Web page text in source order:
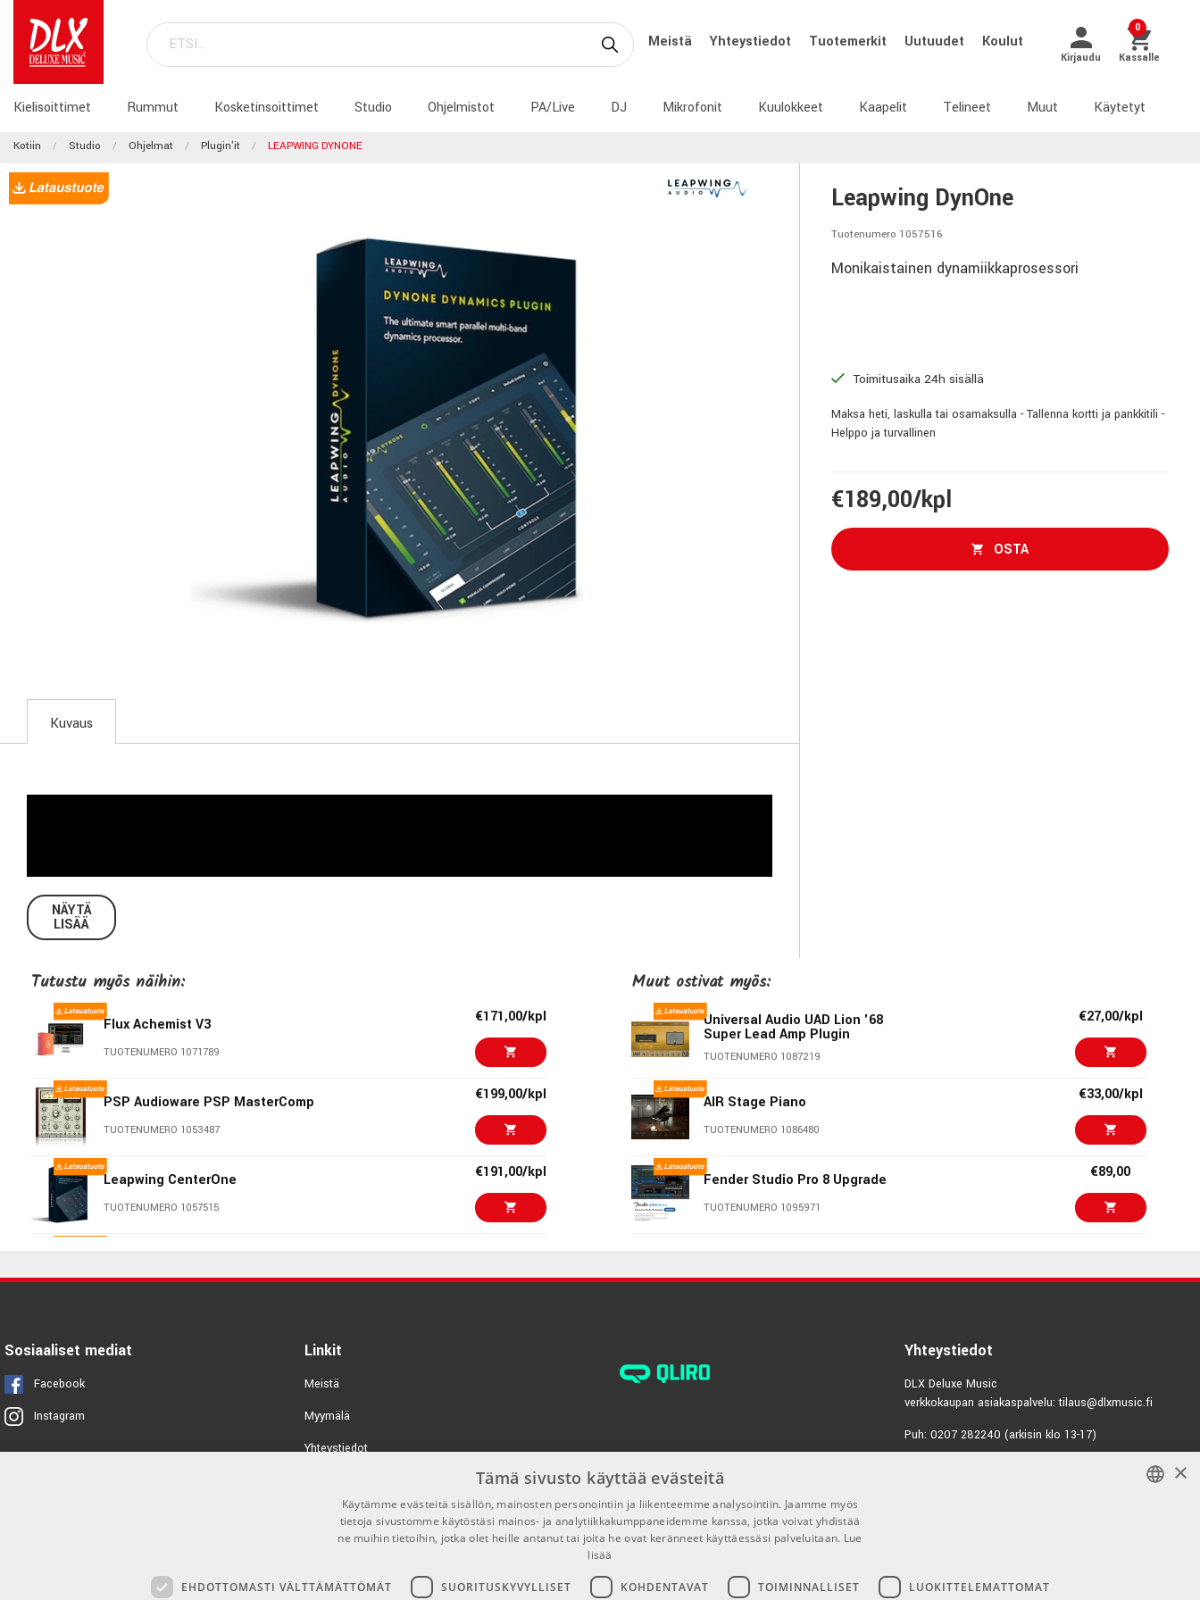
Meistä Yhteystiedot Tuotemerkit Uutuudet Koulut
Kirjaudu
0
Kassalle
Kielisoittimet Rummut Kosketinsoittimet Studio Ohjelmistot PA/Live DJ Mikrofonit Kuulokkeet Kaapelit Telineet Muut Käytetyt
Kotiin Studio Ohjelmat Plugin'it LEAPWING DYNONE
Leapwing DynOne
Tuotenumero 1057516
Monikaistainen dynamiikkaprosessori
Toimitusaika 24h sisällä
Maksa heti, laskulla tai osamaksulla - Tallenna kortti ja pankkitili -
Helppo ja turvallinen
€189,00/kpl
OSTA
Kuvaus
NÄYTÄ
LISÄÄ
Tutustu myös näihin:
Flux Achemist V3
TUOTENUMERO 1071789
€171,00/kpl
PSP Audioware PSP MasterComp
TUOTENUMERO 1053487
€199,00/kpl
Leapwing CenterOne
TUOTENUMERO 1057515
€191,00/kpl
TUOTENUMERO 1078177
€147,00/kpl
TUOTENUMERO 1070362
Muut ostivat myös:
Universal Audio UAD Lion '68
Super Lead Amp Plugin
TUOTENUMERO 1087219
€27,00/kpl
AIR Stage Piano
TUOTENUMERO 1086480
€33,00/kpl
Fender Studio Pro 8 Upgrade
TUOTENUMERO 1095971
€89,00
TUOTENUMERO 1051464
TUOTENUMERO 1091836
IK Multimedia Amplitube 5 Max V2
+ Tonex MAX Bundle
TUOTENUMERO 1082999
€151,00/pari
FL Studio 20 Signature Bundle
Download
TUOTENUMERO 1057833
Pro Tools Studio Perpetual
Sosiaaliset mediat
Facebook
Instagram
Linkit
Meistä
Myymälä
Yhteystiedot
Toimitusehdot
Yhteystiedot
DLX Deluxe Music
verkkokaupan asiakaspalvelu: tilaus@dlxmusic.fi
Puh: 0207 282240 (arkisin klo 13-17)
×
Tämä sivusto käyttää evästeitä
Käytämme evästeitä sisällön, mainosten personointiin ja liikenteemme analysointiin. Jaamme myös
tietoja sivustomme käytöstäsi mainos- ja analytiikkakumppaneidemme kanssa, jotka voivat yhdistää
ne muihin tietoihin, jotka olet heille antanut tai joita he ovat keränneet käyttäessäsi palveluitaan. Lue
lisää
EHDOTTOMASTI VÄLTTÄMÄTTÖMÄT SUORITUSKYVYLLISET KOHDENTAVAT TOIMINNALLISET LUOKITTELEMATTOMAT